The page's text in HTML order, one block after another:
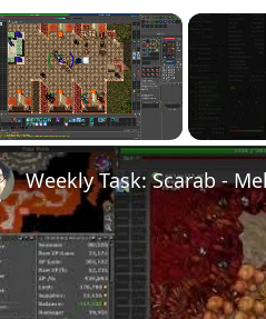
×
Unmute
Weekly Task: Scarab -